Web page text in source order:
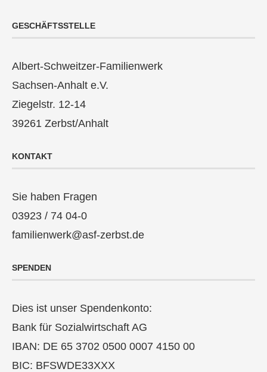
GESCHÄFTSSTELLE
Albert-Schweitzer-Familienwerk
Sachsen-Anhalt e.V.
Ziegelstr. 12-14
39261 Zerbst/Anhalt
KONTAKT
Sie haben Fragen
03923 / 74 04-0
familienwerk@asf-zerbst.de
SPENDEN
Dies ist unser Spendenkonto:
Bank für Sozialwirtschaft AG
IBAN: DE 65 3702 0500 0007 4150 00
BIC: BFSWDE33XXX